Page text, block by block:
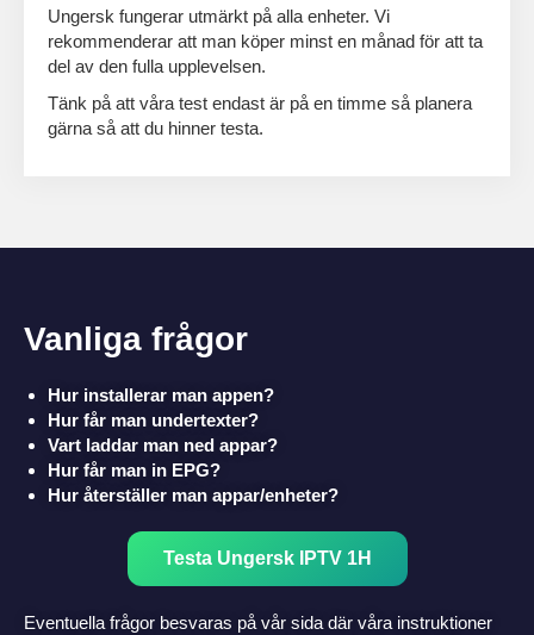
Ungersk fungerar utmärkt på alla enheter. Vi
rekommenderar att man köper minst en månad för att ta
del av den fulla upplevelsen.
Tänk på att våra test endast är på en timme så planera
gärna så att du hinner testa.
Vanliga frågor
Hur installerar man appen?
Hur får man undertexter?
Vart laddar man ned appar?
Hur får man in EPG?
Hur återställer man appar/enheter?
Testa Ungersk IPTV 1H
Eventuella frågor besvaras på vår sida där våra instruktioner